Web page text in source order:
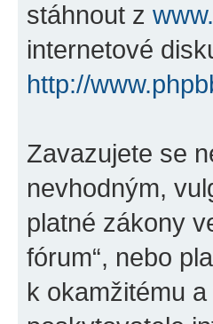
stáhnout z
internetové
http://
Zavazujete se
nevhodným,
platné zákony
fórum“, nebo
k okamžitému